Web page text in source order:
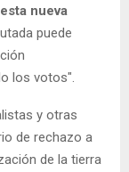
nueva
puede
los votos".
y otras
de rechazo a
de la tierra